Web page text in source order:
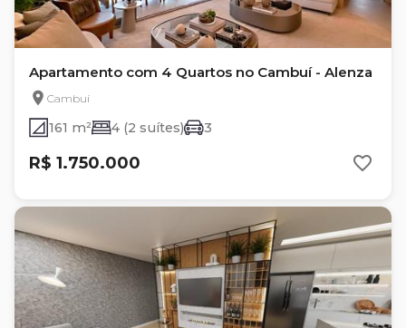
Apartamento com 4 Quartos no Cambuí - Alenza
Cambuí
161 m² 4 (2 suítes) 3
R$ 1.750.000